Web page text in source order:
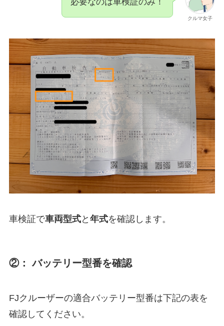
クルマ女子
車検証で車両型式と 年式を確認します。
②： バッテリー型番を確認
FJクルーザーの適合バッテリー型番は下記の表を
確認してください。